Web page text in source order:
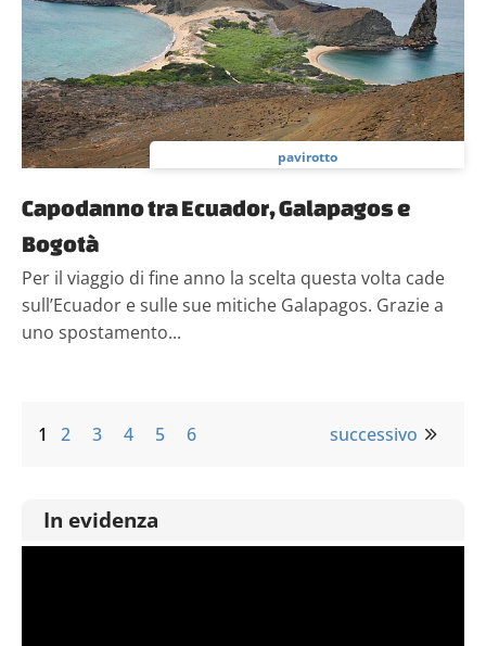
pavirotto
Capodanno tra Ecuador, Galapagos e
Bogotà
Per il viaggio di fine anno la scelta questa volta cade
sull’Ecuador e sulle sue mitiche Galapagos. Grazie a
uno spostamento...
1 2 3 4 5 6 successivo
In evidenza